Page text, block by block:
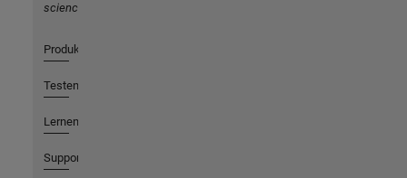
science
Produkte
Testen oder Kaufen
Lernen
Support